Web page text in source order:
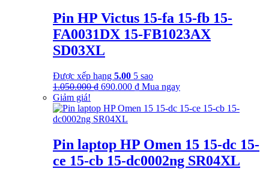
Pin HP Victus 15-fa 15-fb 15-
FA0031DX 15-FB1023AX
SD03XL
Được xếp hạng 5.00 5 sao
1.050.000₫ Giá
là:
1.050.000 ₫.
690.000 ₫Giá
tại
Mua ngay
Giảm giá!
Pin laptop HP Omen 15 15-dc 15-
ce 15-cb 15-dc0002ng SR04XL